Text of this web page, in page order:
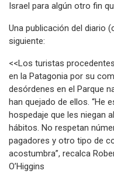
Israel para algún otro fin
Una publicación del diario
siguiente:
<<Los turistas
en la Patagonia por su
desórdenes en el Parque
han quejado de ellos. “He
hospedaje que les niegan
hábitos. No respetan
pagadores y otro tipo de
acostumbra”, recalca
O’Higgins